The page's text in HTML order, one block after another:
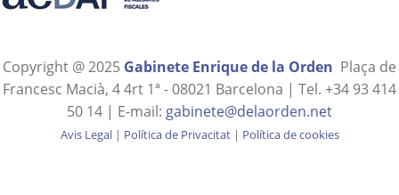
Copyright @ 2025 Gabinete Enrique de la Orden Plaça de
Francesc Macià, 4 4rt 1ª - 08021 Barcelona | Tel. +34 93 414
50 14 | E-mail: gabinete@delaorden.net
Avis Legal| Política de Privacitat| Política de cookies